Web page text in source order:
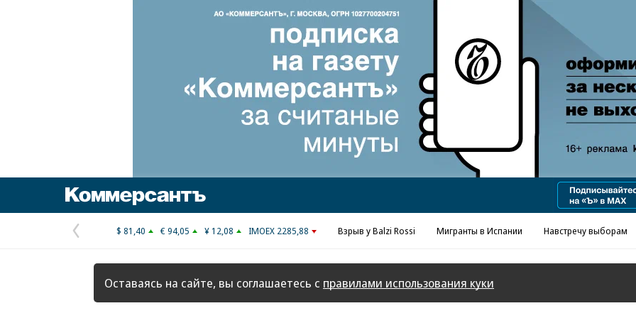
Предыдущая
страница
$ 81,40 € 94,05 ¥ 12,08 IMOEX 2285,88 Взрыв у Balzi Rossi Мигранты в Испании Навстречу выборам
Оставаясь на сайте, вы соглашаетесь с правилами использования куки